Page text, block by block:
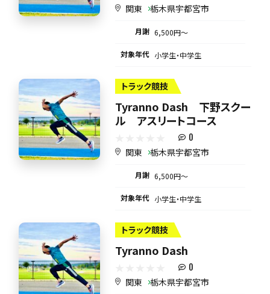
関東 栃木県宇都宮市
月謝 6,500円〜
対象年代 小学生・中学生
トラック競技
Tyranno Dash 下野スクー
ル アスリートコース
0
関東 栃木県宇都宮市
月謝 6,500円〜
対象年代 小学生・中学生
トラック競技
Tyranno Dash
0
関東 栃木県宇都宮市